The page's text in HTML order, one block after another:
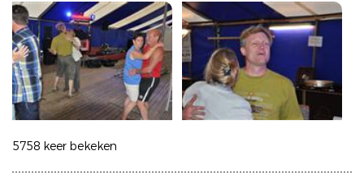
5758 keer bekeken